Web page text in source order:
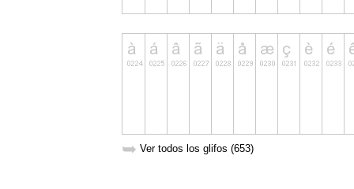
➥ Ver todos los glifos (653)